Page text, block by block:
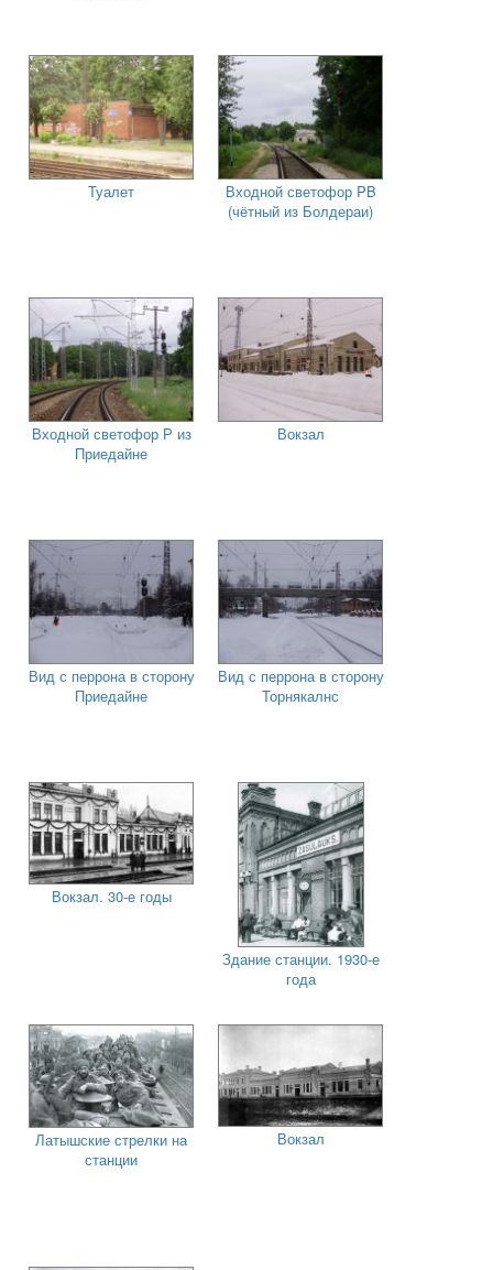
Туалет
Входной светофор PB
(чётный из Болдераи)
Входной светофор Р из
Приедайне
Вокзал
Вид с перрона в сторону
Приедайне
Вид с перрона в сторону
Торнякалнс
Вокзал. 30-е годы
Здание станции. 1930-е
года
Латышские стрелки на
станции
Вокзал